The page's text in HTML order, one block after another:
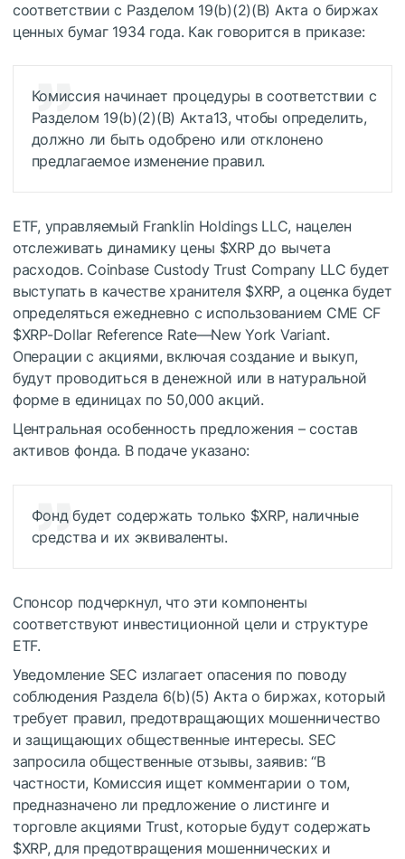
соответствии с Разделом 19(b)(2)(B) Акта о биржах
ценных бумаг 1934 года. Как говорится в приказе:
Комиссия начинает процедуры в соответствии с
Разделом 19(b)(2)(B) Акта13, чтобы определить,
должно ли быть одобрено или отклонено
предлагаемое изменение правил.
ETF, управляемый Franklin Holdings LLC, нацелен
отслеживать динамику цены $XRPдо вычета
расходов. Coinbase Custody Trust Company LLC будет
выступать в качестве хранителя $XRP, а оценка будет
определяться ежедневно с использованием CME CF
$XRP-Dollar Reference Rate—New York Variant.
Операции с акциями, включая создание и выкуп,
будут проводиться в денежной или в натуральной
форме в единицах по 50,000 акций.
Центральная особенность предложения – состав
активов фонда. В подаче указано:
Фонд будет содержать только $XRP, наличные
средства и их эквиваленты.
Спонсор подчеркнул, что эти компоненты
соответствуют инвестиционной цели и структуре
ETF.
Уведомление SEC излагает опасения по поводу
соблюдения Раздела 6(b)(5) Акта о биржах, который
требует правил, предотвращающих мошенничество
и защищающих общественные интересы. SEC
запросила общественные отзывы, заявив: “В
частности, Комиссия ищет комментарии о том,
предназначено ли предложение о листинге и
торговле акциями Trust, которые будут содержать
$XRP, для предотвращения мошеннических и